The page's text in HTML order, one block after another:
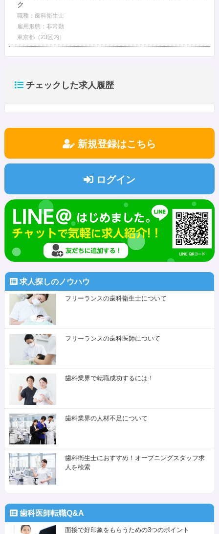
ク
職種：歯科衛生士
雇用形態：非常勤
東京都（23区内）
チェックした求人履歴
新規登録はこちら
ログイン
求人探しのノウハウ
フリーランスの歯科衛生士について
フリーランスの歯科医師について
歯科業界で転職成功するには！
歯科業界の人材不足について
歯科衛生士におすすめ！オープニングスタッフ求
人を検索
歯科医師転職Q&A
面接で好印象をもらうための3つのポイント